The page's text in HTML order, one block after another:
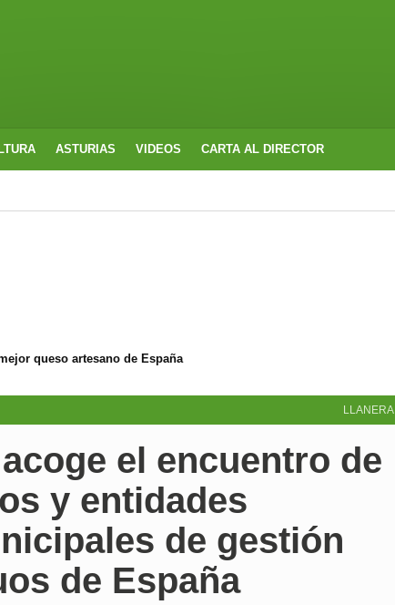
ASTURIAS VIDEOS CARTA AL DIRECTOR
queso artesano de España
LLANERA
el encuentro de
y entidades
de gestión
de España